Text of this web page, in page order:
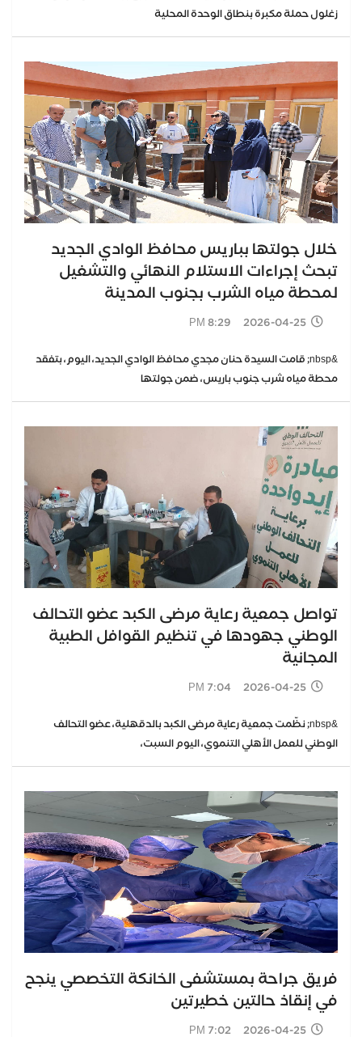
زغلول حملة مكبرة بنطاق الوحدة المحلية
خلال جولتها بباريس محافظ الوادي الجديد
تبحث إجراءات الاستلام النهائي والتشغيل
لمحطة مياه الشرب بجنوب المدينة
2026-04-25 8:29 PM
&nbsp; قامت السيدة حنان مجدي محافظ الوادي الجديد، اليوم، بتفقد
محطة مياه شرب جنوب باريس، ضمن جولتها
تواصل جمعية رعاية مرضى الكبد عضو التحالف
الوطني جهودها في تنظيم القوافل الطبية
المجانية
2026-04-25 7:04 PM
&nbsp; نظّمت جمعية رعاية مرضى الكبد بالدقهلية، عضو التحالف
الوطني للعمل الأهلي التنموي، اليوم السبت،
فريق جراحة بمستشفى الخانكة التخصصي ينجح
في إنقاذ حالتين خطيرتين
2026-04-25 7:02 PM